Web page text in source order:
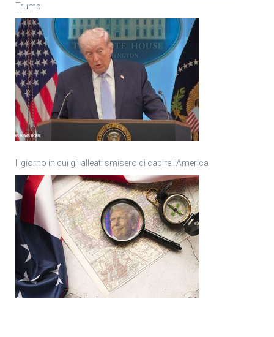
Trump
Il giorno in cui gli alleati smisero di capire l’America